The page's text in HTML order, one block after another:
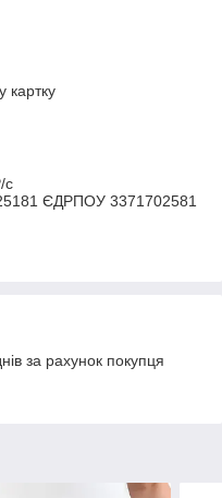
картку
c
ЄДРПОУ 3371702581
за рахунок покупця